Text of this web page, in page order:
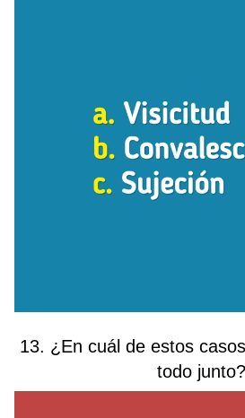
13. ¿En cuál de estos
todo junto?